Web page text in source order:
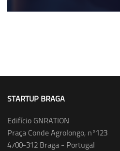
STARTUP BRAGA
Edifício GNRATION
Praça Conde Agrolongo, nº123
4700-312 Braga - Portugal